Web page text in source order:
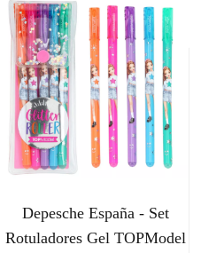
Depesche España - Set
Rotuladores Gel TOPModel